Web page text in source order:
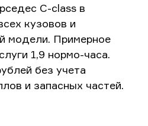
C-class в
кузовов и
модели. Примерное
1,9 нормо-часа.
без учета
и запасных частей.